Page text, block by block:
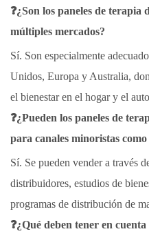
❓¿Son los paneles de
múltiples mercados?
Sí. Son especialmente
Unidos, Europa y Australia,
el bienestar en el hogar y el
❓¿Pueden los paneles de
para canales minoristas
Sí. Se pueden vender a través
distribuidores, estudios de
programas de distribución de
❓¿Qué deben tener en